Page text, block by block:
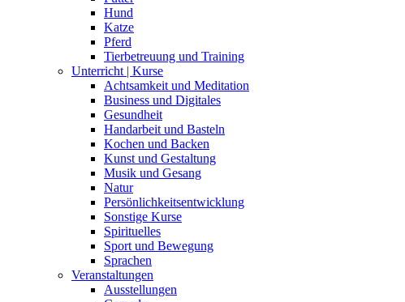
Hund
Katze
Pferd
Tierbetreuung und Training
Unterricht | Kurse
Achtsamkeit und Meditation
Business und Digitales
Gesundheit
Handarbeit und Basteln
Kochen und Backen
Kunst und Gestaltung
Musik und Gesang
Natur
Persönlichkeitsentwicklung
Sonstige Kurse
Spirituelles
Sport und Bewegung
Sprachen
Veranstaltungen
Ausstellungen